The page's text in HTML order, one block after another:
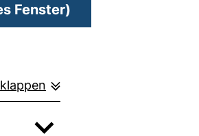
Fenster)(externer Link,